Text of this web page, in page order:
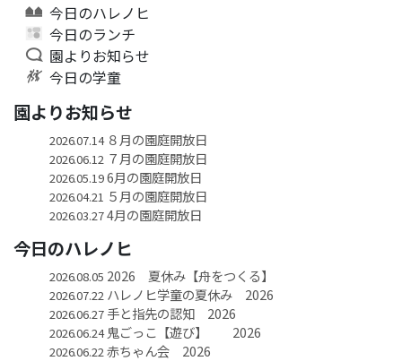
今日のハレノヒ
今日のランチ
園よりお知らせ
今日の学童
園よりお知らせ
2026.07.14８月の園庭開放日
2026.06.12 ７月の園庭開放日
2026.05.196月の園庭開放日
2026.04.21 ５月の園庭開放日
2026.03.274月の園庭開放日
今日のハレノヒ
2026.08.05 2026 夏休み【舟をつくる】
2026.07.22 ハレノヒ学童の夏休み 2026
2026.06.27手と指先の認知 2026
2026.06.24鬼ごっこ【遊び】 2026
2026.06.22 赤ちゃん会 2026